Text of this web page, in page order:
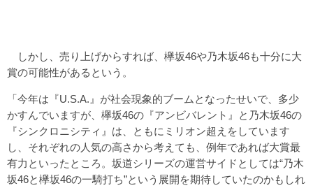
しかし、売り上げからすれば、欅坂46や乃木坂46も十分に大
賞の可能性があるという。
「今年は『U.S.A.』が社会現象的ブームとなったせいで、多少
かすんでいますが、欅坂46の『アンビバレント』と乃木坂46の
『シンクロニシティ』は、ともにミリオン超えをしています
し、それぞれの人気の高さから考えても、例年であれば大賞最
有力といったところ。坂道シリーズの運営サイドとしては“乃木
坂46と欅坂46の一騎打ち”という展開を期待していたのかもしれ